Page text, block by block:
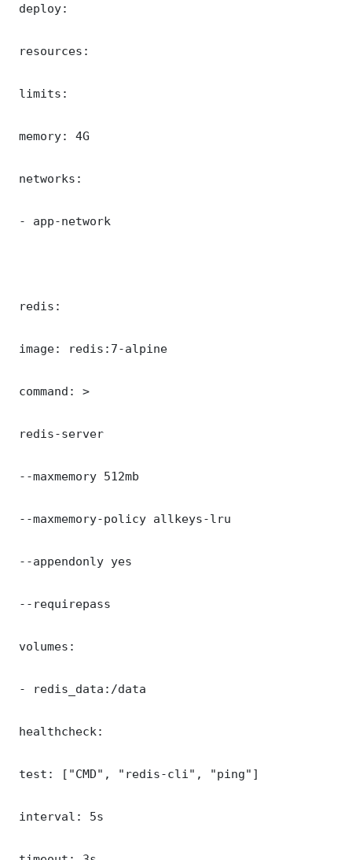
deploy:
resources:
limits:
memory: 4G
networks:
- app-network
redis:
image: redis:7-alpine
command: >
redis-server
--maxmemory 512mb
--maxmemory-policy allkeys-lru
--appendonly yes
--requirepass
volumes:
- redis_data:/data
healthcheck:
test: ["CMD", "redis-cli", "ping"]
interval: 5s